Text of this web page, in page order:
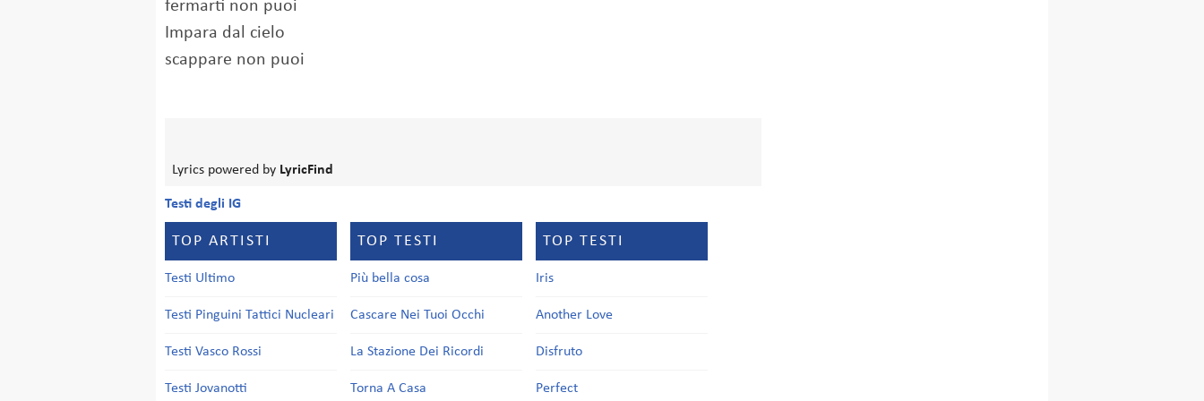
fermarti non puoi
Impara dal cielo
scappare non puoi
Lyrics powered by LyricFind
Testi degli IG
TOP ARTISTI
Testi Ultimo
Testi Pinguini Tattici Nucleari
Testi Vasco Rossi
Testi Jovanotti
TOP TESTI
Più bella cosa
Cascare Nei Tuoi Occhi
La Stazione Dei Ricordi
Torna A Casa
TOP TESTI
Iris
Another Love
Disfruto
Perfect